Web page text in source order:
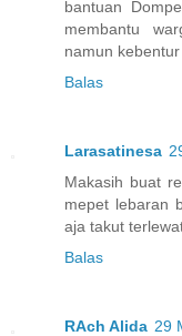
bantuan
membantu
namun
Balas
Larasatinesa
Makasih buat
mepet lebaran
aja takut
Balas
RAch Alida 29